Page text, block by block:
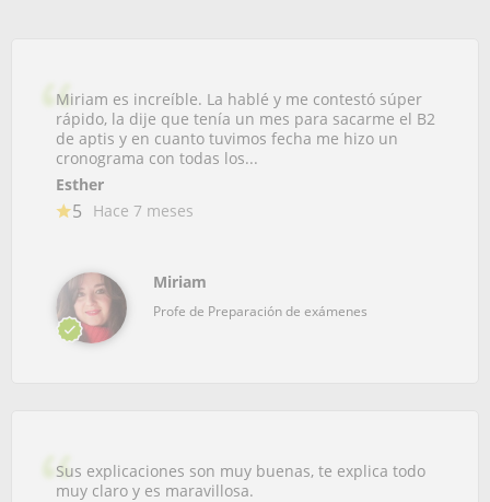
Miriam es increíble. La hablé y me contestó súper
rápido, la dije que tenía un mes para sacarme el B2
de aptis y en cuanto tuvimos fecha me hizo un
cronograma con todas los...
Esther
5 Hace 7 meses
Miriam
Profe de Preparación de exámenes
Sus explicaciones son muy buenas, te explica todo
muy claro y es maravillosa.